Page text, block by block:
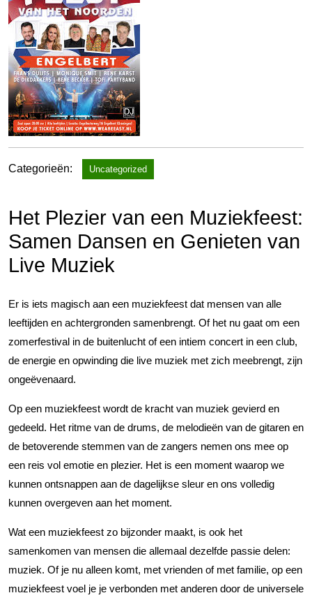
Categorieën: Uncategorized
Het Plezier van een Muziekfeest:
Samen Dansen en Genieten van
Live Muziek
Er is iets magisch aan een muziekfeest dat mensen van alle
leeftijden en achtergronden samenbrengt. Of het nu gaat om een
zomerfestival in de buitenlucht of een intiem concert in een club,
de energie en opwinding die live muziek met zich meebrengt, zijn
ongeëvenaard.
Op een muziekfeest wordt de kracht van muziek gevierd en
gedeeld. Het ritme van de drums, de melodieën van de gitaren en
de betoverende stemmen van de zangers nemen ons mee op
een reis vol emotie en plezier. Het is een moment waarop we
kunnen ontsnappen aan de dagelijkse sleur en ons volledig
kunnen overgeven aan het moment.
Wat een muziekfeest zo bijzonder maakt, is ook het
samenkomen van mensen die allemaal dezelfde passie delen:
muziek. Of je nu alleen komt, met vrienden of met familie, op een
muziekfeest voel je je verbonden met anderen door de universele